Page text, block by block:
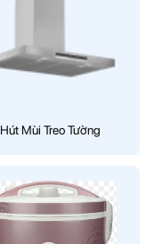
Hút Mùi Treo Tường